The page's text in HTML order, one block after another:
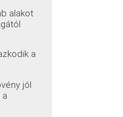
alakot
a
jól